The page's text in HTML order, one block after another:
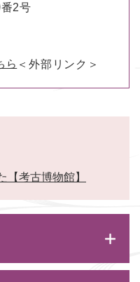
2号
ら ＜外部リンク＞
【考古博物館】